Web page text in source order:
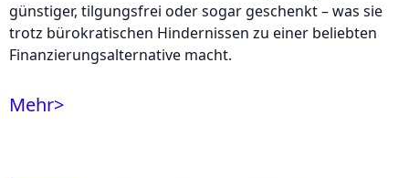
günstiger, tilgungsfrei oder sogar geschenkt – was sie
trotz bürokratischen Hindernissen zu einer beliebten
Finanzierungsalternative macht.
Mehr>